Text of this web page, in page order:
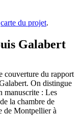
carte du projet.
Galabert